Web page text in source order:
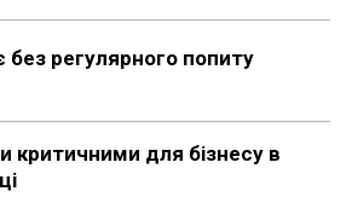
без регулярного попиту
критичними для бізнесу в